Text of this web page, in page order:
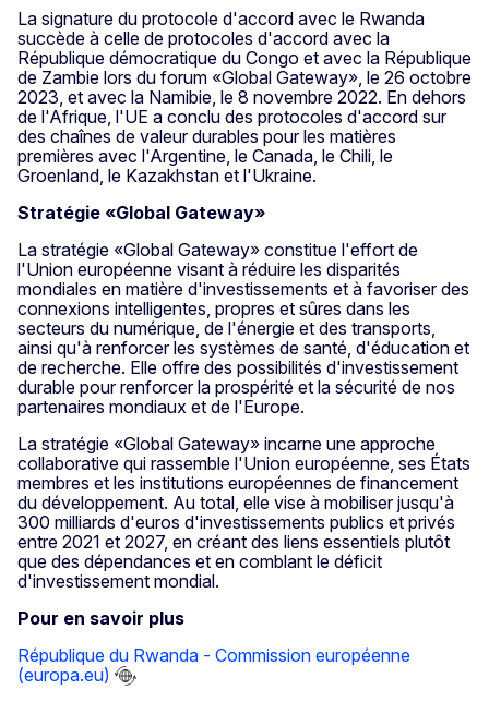
La signature du protocole d'accord avec le Rwanda
succède à celle de protocoles d'accord avec la
République démocratique du Congo et avec la République
de Zambie lors du forum «Global Gateway», le 26 octobre
2023, et avec la Namibie, le 8 novembre 2022. En dehors
de l'Afrique, l'UE a conclu des protocoles d'accord sur
des chaînes de valeur durables pour les matières
premières avec l'Argentine, le Canada, le Chili, le
Groenland, le Kazakhstan et l'Ukraine.
Stratégie «Global Gateway»
La stratégie «Global Gateway» constitue l'effort de
l'Union européenne visant à réduire les disparités
mondiales en matière d'investissements et à favoriser des
connexions intelligentes, propres et sûres dans les
secteurs du numérique, de l'énergie et des transports,
ainsi qu'à renforcer les systèmes de santé, d'éducation et
de recherche. Elle offre des possibilités d'investissement
durable pour renforcer la prospérité et la sécurité de nos
partenaires mondiaux et de l'Europe.
La stratégie «Global Gateway» incarne une approche
collaborative qui rassemble l'Union européenne, ses États
membres et les institutions européennes de financement
du développement. Au total, elle vise à mobiliser jusqu'à
300 milliards d'euros d'investissements publics et privés
entre 2021 et 2027, en créant des liens essentiels plutôt
que des dépendances et en comblant le déficit
d'investissement mondial.
Pour en savoir plus
République du Rwanda - Commission européenne
(europa.eu)